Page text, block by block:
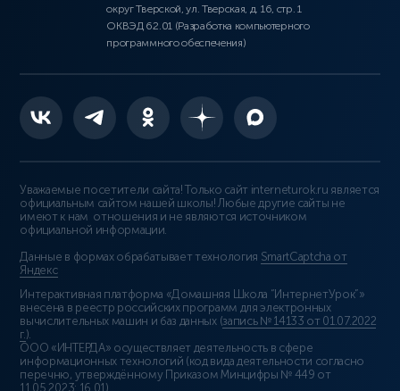
округ Тверской, ул. Тверская, д. 16, стр. 1
ОКВЭД 62.01 (Разработка компьютерного
программного обеспечения)
Уважаемые посетители сайта! Только сайт interneturok.ru является
официальным сайтом нашей школы! Любые другие сайты не
имеют к нам отношения и не являются источником
официальной информации.
Данные в формах обрабатывает технология SmartCaptcha от
Яндекс
Интерактивная платформа «Домашняя Школа “ИнтернетУрок”»
внесена в реестр российских программ для электронных
вычислительных машин и баз данных (запись № 14133 от 01.07.2022
г.).
ООО «ИНТЕРДА» осуществляет деятельность в сфере
информационных технологий (код вида деятельности согласно
перечню, утверждённому Приказом Минцифры № 449 от
11.05.2023: 16.01)